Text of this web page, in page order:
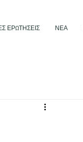
ΕΡΩΤΗΣΕΙΣ ΝΕΑ